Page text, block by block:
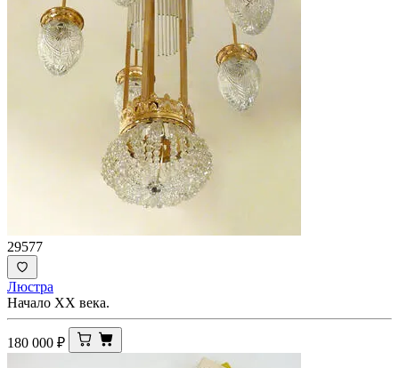
29577
Люстра
Начало ХХ века.
180 000 ₽